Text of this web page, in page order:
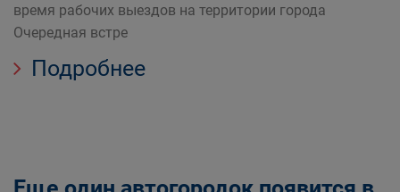
время рабочих выездов на территории города
Очередная встре
Подробнее